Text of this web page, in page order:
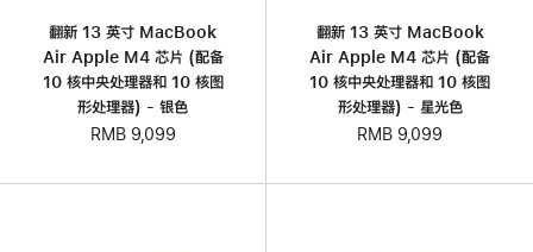
翻新 13 英寸 MacBook
Air Apple M4 芯片 (配备
10 核中央处理器和 10 核图
形处理器) - 银色
RMB 9,099
翻新 13 英寸 MacBook
Air Apple M4 芯片 (配备
10 核中央处理器和 10 核图
形处理器) - 星光色
RMB 9,099